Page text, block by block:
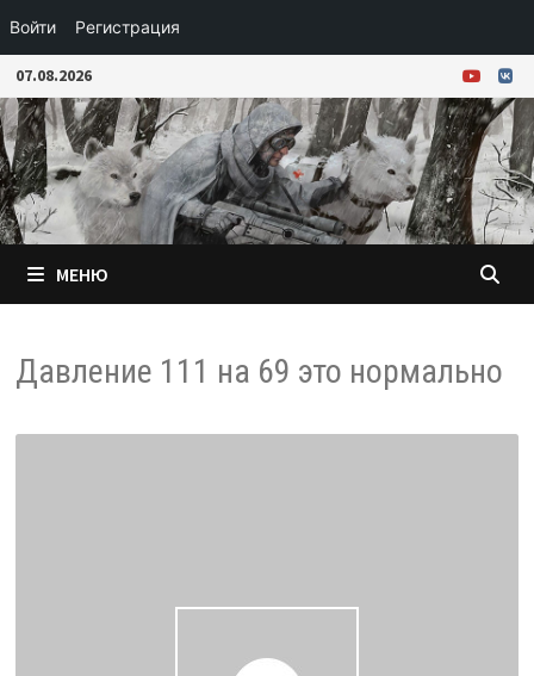
Войти Регистрация
Перейти
к
содержимому
07.08.2026
МЕНЮ
Давление 111 на 69 это нормально